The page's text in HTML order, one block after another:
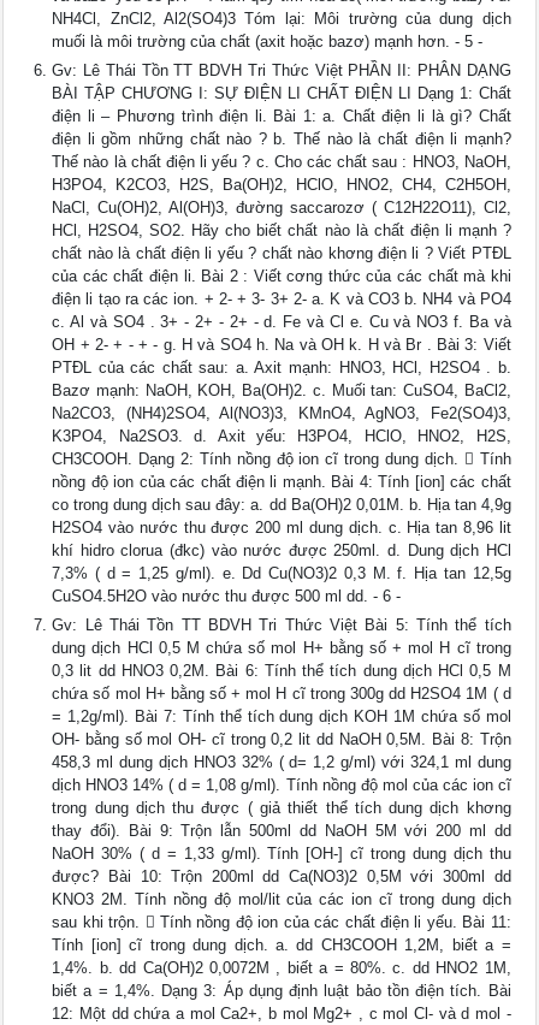
NH4Cl, ZnCl2, Al2(SO4)3 Tóm lại: Môi trường của dung dịch
muối là môi trường của chất (axit hoặc bazơ) mạnh hơn. - 5 -
Gv: Lê Thái Tồn TT BDVH Tri Thức Việt PHẦN II: PHÂN DẠNG
BÀI TẬP CHƯƠNG I: SỰ ĐIỆN LI CHẤT ĐIỆN LI Dạng 1: Chất
điện li – Phương trình điện li. Bài 1: a. Chất điện li là gì? Chất
điện li gồm những chất nào ? b. Thế nào là chất điện li mạnh?
Thế nào là chất điện li yếu ? c. Cho các chất sau : HNO3, NaOH,
H3PO4, K2CO3, H2S, Ba(OH)2, HClO, HNO2, CH4, C2H5OH,
NaCl, Cu(OH)2, Al(OH)3, đường saccarozơ ( C12H22O11), Cl2,
HCl, H2SO4, SO2. Hãy cho biết chất nào là chất điện li mạnh ?
chất nào là chất điện li yếu ? chất nào khơng điện li ? Viết PTĐL
của các chất điện li. Bài 2 : Viết cơng thức của các chất mà khi
điện li tạo ra các ion. + 2- + 3- 3+ 2- a. K và CO3 b. NH4 và PO4
c. Al và SO4 . 3+ - 2+ - 2+ - d. Fe và Cl e. Cu và NO3 f. Ba và
OH + 2- + - + - g. H và SO4 h. Na và OH k. H và Br . Bài 3: Viết
PTĐL của các chất sau: a. Axit mạnh: HNO3, HCl, H2SO4 . b.
Bazơ mạnh: NaOH, KOH, Ba(OH)2. c. Muối tan: CuSO4, BaCl2,
Na2CO3, (NH4)2SO4, Al(NO3)3, KMnO4, AgNO3, Fe2(SO4)3,
K3PO4, Na2SO3. d. Axit yếu: H3PO4, HClO, HNO2, H2S,
CH3COOH. Dạng 2: Tính nồng độ ion cĩ trong dung dịch.  Tính
nồng độ ion của các chất điện li mạnh. Bài 4: Tính [ion] các chất
co trong dung dịch sau đây: a. dd Ba(OH)2 0,01M. b. Hịa tan 4,9g
H2SO4 vào nước thu được 200 ml dung dịch. c. Hịa tan 8,96 lit
khí hidro clorua (đkc) vào nước được 250ml. d. Dung dịch HCl
7,3% ( d = 1,25 g/ml). e. Dd Cu(NO3)2 0,3 M. f. Hịa tan 12,5g
CuSO4.5H2O vào nước thu được 500 ml dd. - 6 -
Gv: Lê Thái Tồn TT BDVH Tri Thức Việt Bài 5: Tính thể tích
dung dịch HCl 0,5 M chứa số mol H+ bằng số + mol H cĩ trong
0,3 lit dd HNO3 0,2M. Bài 6: Tính thể tích dung dịch HCl 0,5 M
chứa số mol H+ bằng số + mol H cĩ trong 300g dd H2SO4 1M ( d
= 1,2g/ml). Bài 7: Tính thể tích dung dịch KOH 1M chứa số mol
OH- bằng số mol OH- cĩ trong 0,2 lit dd NaOH 0,5M. Bài 8: Trộn
458,3 ml dung dịch HNO3 32% ( d= 1,2 g/ml) với 324,1 ml dung
dịch HNO3 14% ( d = 1,08 g/ml). Tính nồng độ mol của các ion cĩ
trong dung dịch thu được ( giả thiết thể tích dung dịch khơng
thay đổi). Bài 9: Trộn lẫn 500ml dd NaOH 5M với 200 ml dd
NaOH 30% ( d = 1,33 g/ml). Tính [OH-] cĩ trong dung dịch thu
được? Bài 10: Trộn 200ml dd Ca(NO3)2 0,5M với 300ml dd
KNO3 2M. Tính nồng độ mol/lit của các ion cĩ trong dung dịch
sau khi trộn.  Tính nồng độ ion của các chất điện li yếu. Bài 11:
Tính [ion] cĩ trong dung dịch. a. dd CH3COOH 1,2M, biết a =
1,4%. b. dd Ca(OH)2 0,0072M , biết a = 80%. c. dd HNO2 1M,
biết a = 1,4%. Dạng 3: Áp dụng định luật bảo tồn điện tích. Bài
12: Một dd chứa a mol Ca2+, b mol Mg2+ , c mol Cl- và d mol -